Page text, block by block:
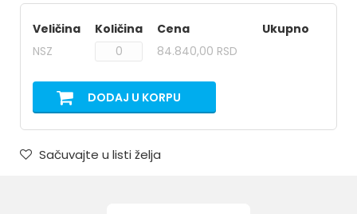
Veličina Količina Cena
Ukupno
NSZ
84.840,00 RSD
DODAJ U KORPU
Sačuvajte u listi želja